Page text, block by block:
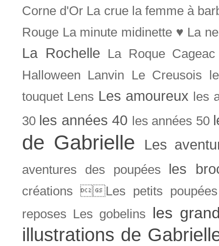
Corne d'Or La crue la femme à
Rouge La minute midinette ♥ La
La Rochelle
La Roque Cageac
Halloween
Lanvin Le Creusois
touquet Lens Les amoureux
les
30 les années 40 les années 50
de Gabrielle Les
aventures des poupées les
créations Les petits
reposes Les gobelins les
illustrations de